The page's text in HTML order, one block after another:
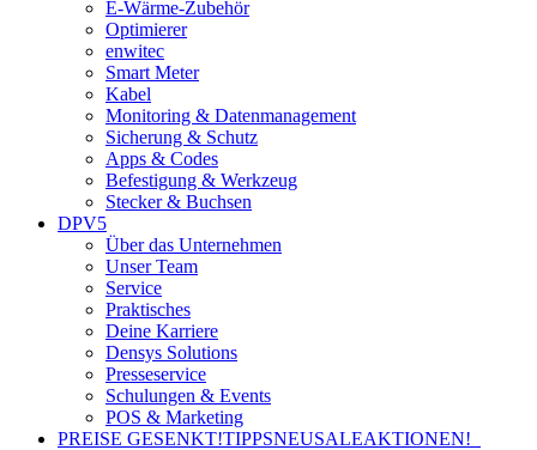
E-Wärme-Zubehör
Optimierer
enwitec
Smart Meter
Kabel
Monitoring & Datenmanagement
Sicherung & Schutz
Apps & Codes
Befestigung & Werkzeug
Stecker & Buchsen
DPV5
Über das Unternehmen
Unser Team
Service
Praktisches
Deine Karriere
Densys Solutions
Presseservice
Schulungen & Events
POS & Marketing
PREISE GESENKT!TIPPSNEUSALEAKTIONEN!